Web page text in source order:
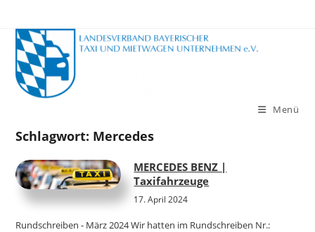
Inhalt
springen
Menü
Schlagwort: Mercedes
MERCEDES BENZ |
Taxifahrzeuge
17. April 2024
Rundschreiben - März 2024 Wir hatten im Rundschreiben Nr.: